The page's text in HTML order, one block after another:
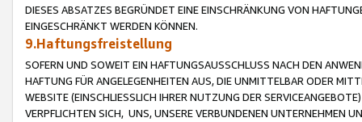
DIESES ABSATZES BEGRÜNDET EINE EINSCHRÄNKUNG VON
EINGESCHRÄNKT WERDEN KÖNNEN.
9.Haftungsfreistellung
SOFERN UND SOWEIT EIN HAFTUNGSAUSSCHLUSS NACH DEN
HAFTUNG FÜR ANGELEGENHEITEN AUS, DIE UNMITTELBAR ODER
WEBSITE (EINSCHLIESSLICH IHRER NUTZUNG DER
VERPFLICHTEN SICH, UNS, UNSERE VERBUNDENEN UNTERNEHMEN